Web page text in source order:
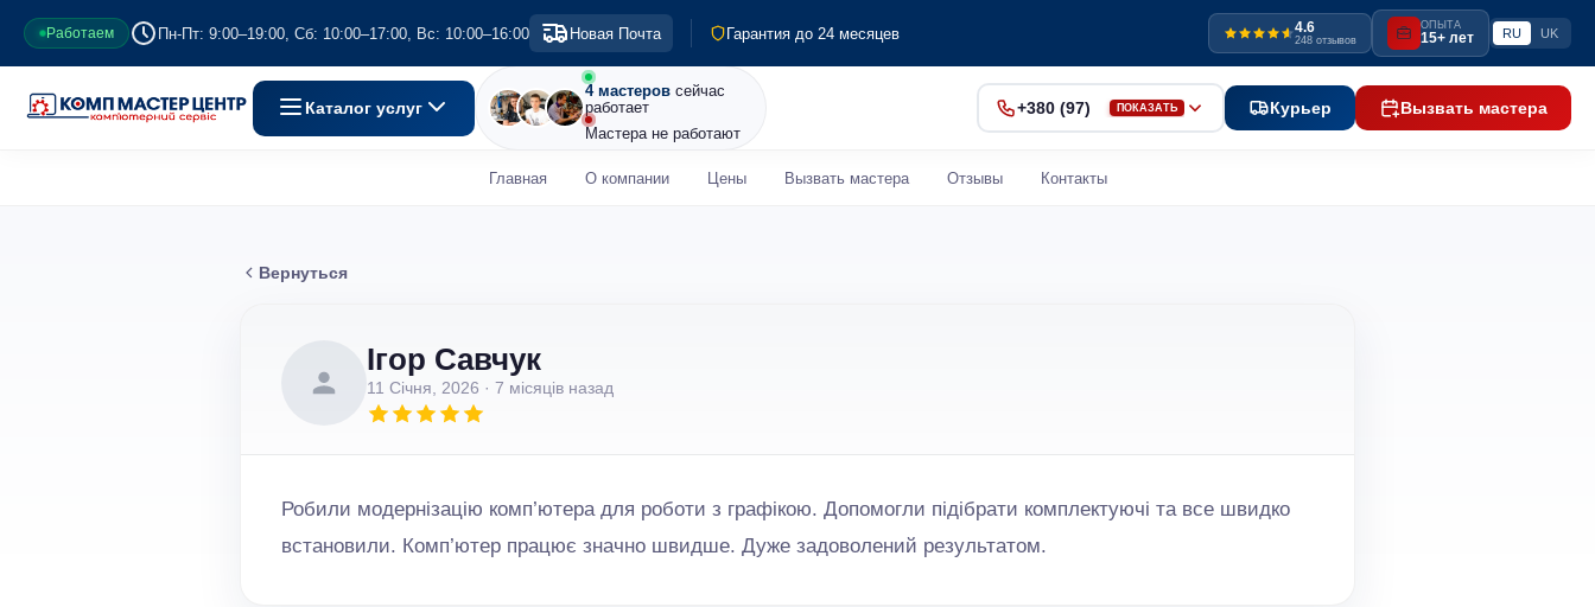
Работаем Пн-Пт: 9:00–19:00, Сб: 10:00–17:00, Вс: 10:00–16:00 Новая Почта
Гарантия до 24 месяцев
4.6
248 отзывов
ОПЫТА
15+ лет RU UK
Каталог услуг
4 мастеровсейчас
работает
Мастера не работают
+380 (97) ПОКАЗАТЬ Курьер Вызвать мастера
Главная О компании Цены Вызвать мастера Отзывы Контакты
Вернуться
Ігор Савчук
11 Січня, 2026 · 7 місяців назад
Робили модернізацію комп’ютера для роботи з графікою. Допомогли підібрати комплектуючі та все швидко
встановили. Комп’ютер працює значно швидше. Дуже задоволений результатом.